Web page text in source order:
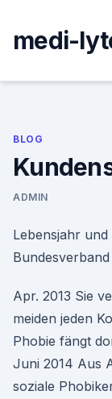
content
medi-
BLOG
ADMIN
Lebensjahr und
Apr. 2013 Sie
meiden jeden
Phobie fängt
Juni 2014 Aus
soziale